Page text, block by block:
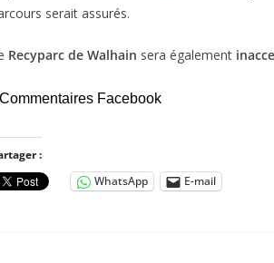
serait assurés.
Recyparc de Walhain sera également
Commentaires Facebook
:
WhatsApp
E-mail